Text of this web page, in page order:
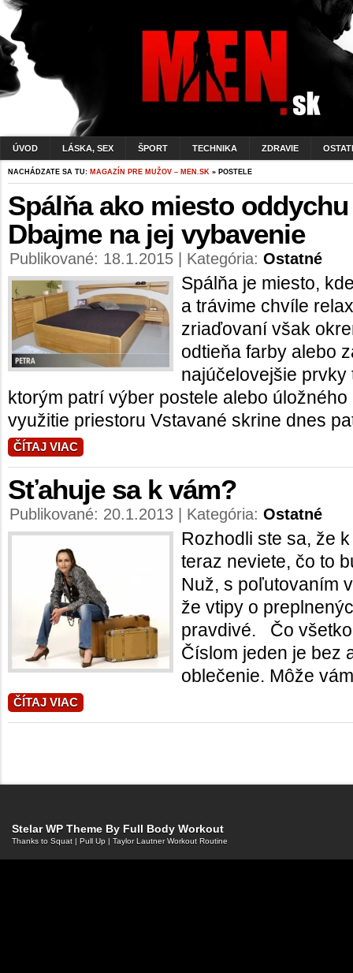
ÚVOD LÁSKA, SEX ŠPORT TECHNIKA ZDRAVIE
NACHÁDZATE SA TU: MAGAZÍN PRE MUŽOV – MEN.SK » POSTELE
Spálňa ako miesto
Dbajme na jej vybavenie
Publikované: 18.1.2015 | Kategória: Ostatné
Spálňa je miesto,
a trávime chvíle
zriaďovaní však
odtieňa farby alebo
najúčelovejšie prvky
ktorým patrí výber postele alebo
využitie priestoru Vstavané skrine dnes
ČÍTAJ VIAC
Sťahuje sa k vám?
Publikované: 20.1.2013 | Kategória: Ostatné
Rozhodli ste sa, že
teraz neviete, čo to
Nuž, s poľutovaním
že vtipy o
pravdivé. Čo
Číslom jeden je bez
oblečenie. Môže
ČÍTAJ VIAC
Stelar WP Theme By Full Body Workout
Thanks to Squat | Pull Up | Taylor Lautner Workout Routine